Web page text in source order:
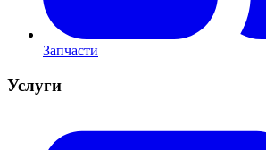
Запчасти
Услуги